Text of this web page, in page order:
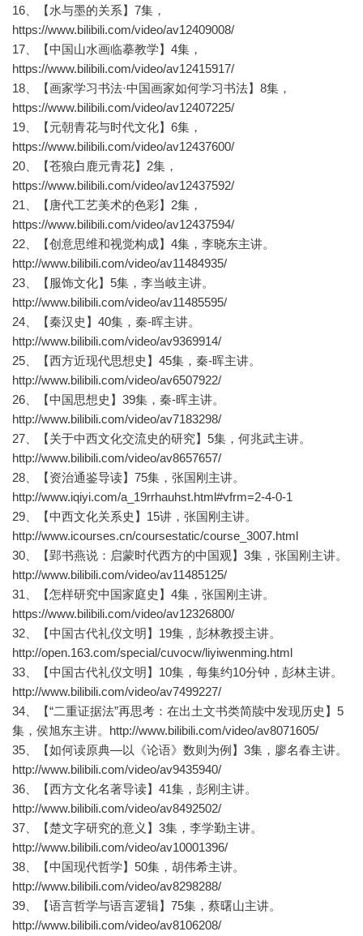
16、【水与墨的关系】7集，
https://www.bilibili.com/video/av12409008/
17、【中国山水画临摹教学】4集，
https://www.bilibili.com/video/av12415917/
18、【画家学习书法·中国画家如何学习书法】8集，
https://www.bilibili.com/video/av12407225/
19、【元朝青花与时代文化】6集，
https://www.bilibili.com/video/av12437600/
20、【苍狼白鹿元青花】2集，
https://www.bilibili.com/video/av12437592/
21、【唐代工艺美术的色彩】2集，
https://www.bilibili.com/video/av12437594/
22、【创意思维和视觉构成】4集，李晓东主讲。
http://www.bilibili.com/video/av11484935/
23、【服饰文化】5集，李当岐主讲。
http://www.bilibili.com/video/av11485595/
24、【秦汉史】40集，秦-晖主讲。
http://www.bilibili.com/video/av9369914/
25、【西方近现代思想史】45集，秦-晖主讲。
http://www.bilibili.com/video/av6507922/
26、【中国思想史】39集，秦-晖主讲。
http://www.bilibili.com/video/av7183298/
27、【关于中西文化交流史的研究】5集，何兆武主讲。
http://www.bilibili.com/video/av8657657/
28、【资治通鉴导读】75集，张国刚主讲。
http://www.iqiyi.com/a_19rrhauhst.html#vfrm=2-4-0-1
29、【中西文化关系史】15讲，张国刚主讲。
http://www.icourses.cn/coursestatic/course_3007.html
30、【郢书燕说：启蒙时代西方的中国观】3集，张国刚主讲。
http://www.bilibili.com/video/av11485125/
31、【怎样研究中国家庭史】4集，张国刚主讲。
https://www.bilibili.com/video/av12326800/
32、【中国古代礼仪文明】19集，彭林教授主讲。
http://open.163.com/special/cuvocw/liyiwenming.html
33、【中国古代礼仪文明】10集，每集约10分钟，彭林主讲。
http://www.bilibili.com/video/av7499227/
34、【“二重证据法”再思考：在出土文书类简牍中发现历史】5
集，侯旭东主讲。http://www.bilibili.com/video/av8071605/
35、【如何读原典—以《论语》数则为例】3集，廖名春主讲。
http://www.bilibili.com/video/av9435940/
36、【西方文化名著导读】41集，彭刚主讲。
http://www.bilibili.com/video/av8492502/
37、【楚文字研究的意义】3集，李学勤主讲。
http://www.bilibili.com/video/av10001396/
38、【中国现代哲学】50集，胡伟希主讲。
http://www.bilibili.com/video/av8298288/
39、【语言哲学与语言逻辑】75集，蔡曙山主讲。
http://www.bilibili.com/video/av8106208/